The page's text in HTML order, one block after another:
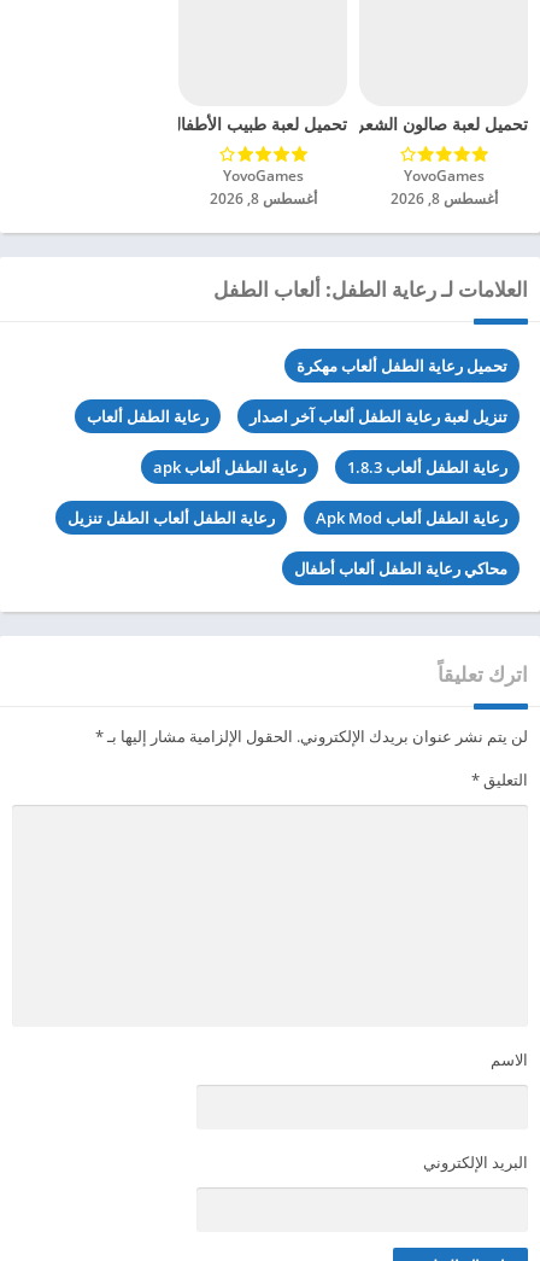
تحميل لعبة صالون الشعر مهكرة للاندرويد 2024
YovoGames‏
أغسطس 8, 2026
تحميل لعبة طبيب الأطفال : طبيب أسنان مهكرة
YovoGames‏
أغسطس 8, 2026
العلامات لـ رعاية الطفل: ألعاب الطفل
تحميل رعاية الطفل ألعاب مهكرة
تنزيل لعبة رعاية الطفل ألعاب آخر اصدار رعاية الطفل ألعاب
رعاية الطفل ألعاب 1.8.3 رعاية الطفل ألعاب apk
رعاية الطفل ألعاب Apk Mod رعاية الطفل ألعاب الطفل تنزيل
محاكي رعاية الطفل ألعاب أطفال
اترك تعليقاً
لن يتم نشر عنوان بريدك الإلكتروني. الحقول الإلزامية مشار إليها بـ*
التعليق*
الاسم
البريد الإلكتروني